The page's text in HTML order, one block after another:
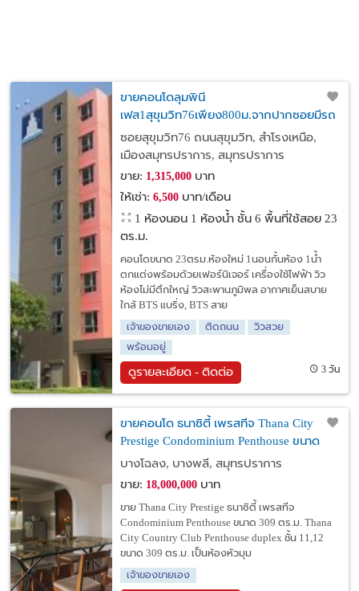
ขายคอนโดลุมพินี
เฟส1สุขุมวิท76เพียง800ม.จากปากซอยมีรถ
รับส่งถึงBTS
ซอยสุขุมวิท76 ถนนสุขุมวิท, สำโรงเหนือ,
เมืองสมุทรปราการ, สมุทรปราการ
ขาย: 1,315,000บาท
ให้เช่า: 6,500บาท/เดือน
1 ห้องนอน 1 ห้องน้ำ ชั้น 6 พื้นที่ใช้สอย 23
ตร.ม.
คอนโดขนาด 23ตรม.ห้องใหม่ 1นอนกั้นห้อง 1น้ำ
ตกแต่งพร้อมด้วยเฟอร์นิเจอร์ เครื่องใช้ไฟฟ้า วิว
ห้องไม่มีตึกใหญ่ วิวสะพานภูมิพล อากาศเย็นสบาย
ใกล้ BTS แบริ่ง, BTS สาย
เจ้าของขายเอง
ติดถนน
วิวสวย
พร้อมอยู่
ดูรายละเอียด - ติดต่อ 3 วัน
ขายคอนโด ธนาซิตี้ เพรสทีจ Thana City
Prestige Condominium Penthouse ขนาด
309 ตร.ม.
บางโฉลง, บางพลี, สมุทรปราการ
ขาย: 18,000,000บาท
ขาย Thana City Prestige ธนาซิตี้ เพรสทีจ
Condominium Penthouse ขนาด 309 ตร.ม. Thana
City Country Club Penthouse duplex ชั้น 11,12
ขนาด 309 ตร.ม. เป็นห้องหัวมุม
เจ้าของขายเอง